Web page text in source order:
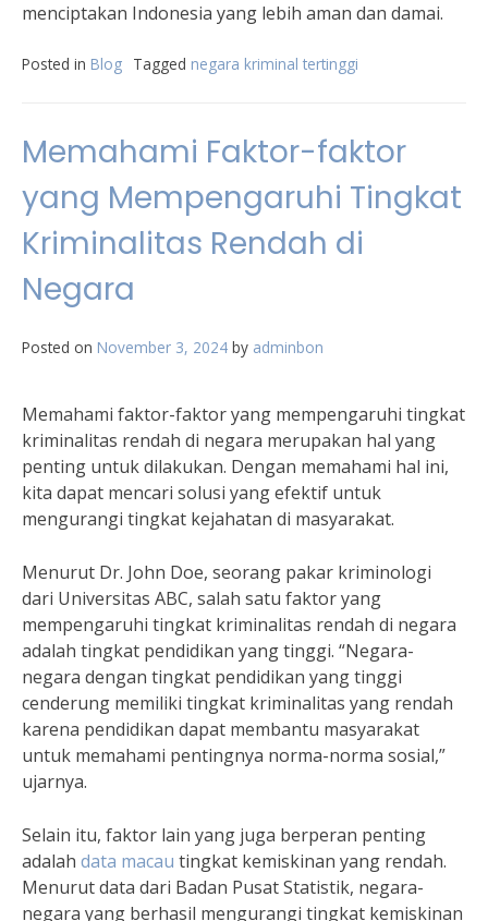
menciptakan Indonesia yang lebih aman dan damai.
Posted in Blog Tagged negara kriminal tertinggi
Memahami Faktor-faktor
yang Mempengaruhi Tingkat
Kriminalitas Rendah di
Negara
Posted on November 3, 2024 by adminbon
Memahami faktor-faktor yang mempengaruhi tingkat
kriminalitas rendah di negara merupakan hal yang
penting untuk dilakukan. Dengan memahami hal ini,
kita dapat mencari solusi yang efektif untuk
mengurangi tingkat kejahatan di masyarakat.
Menurut Dr. John Doe, seorang pakar kriminologi
dari Universitas ABC, salah satu faktor yang
mempengaruhi tingkat kriminalitas rendah di negara
adalah tingkat pendidikan yang tinggi. “Negara-
negara dengan tingkat pendidikan yang tinggi
cenderung memiliki tingkat kriminalitas yang rendah
karena pendidikan dapat membantu masyarakat
untuk memahami pentingnya norma-norma sosial,”
ujarnya.
Selain itu, faktor lain yang juga berperan penting
adalah data macau tingkat kemiskinan yang rendah.
Menurut data dari Badan Pusat Statistik, negara-
negara yang berhasil mengurangi tingkat kemiskinan